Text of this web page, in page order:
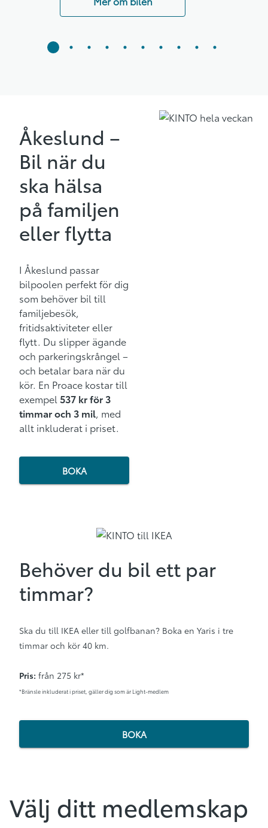
Åkeslund –
Bil när du
ska hälsa
på familjen
eller flytta
I Åkeslund passar
bilpoolen perfekt för dig
som behöver bil till
familjebesök,
fritidsaktiviteter eller
flytt. Du slipper ägande
och parkeringskrångel –
och betalar bara när du
kör. En Proace kostar till
exempel 537 kr för 3
timmar och 3 mil, med
allt inkluderat i priset.
BOKA
Behöver du bil ett par
timmar?
Ska du till IKEA eller till golfbanan? Boka en Yaris i tre
timmar och kör 40 km.
Pris: från 275 kr*
*Bränsle inkluderat i priset, gäller dig som är Light-medlem
BOKA
Välj ditt medlemskap